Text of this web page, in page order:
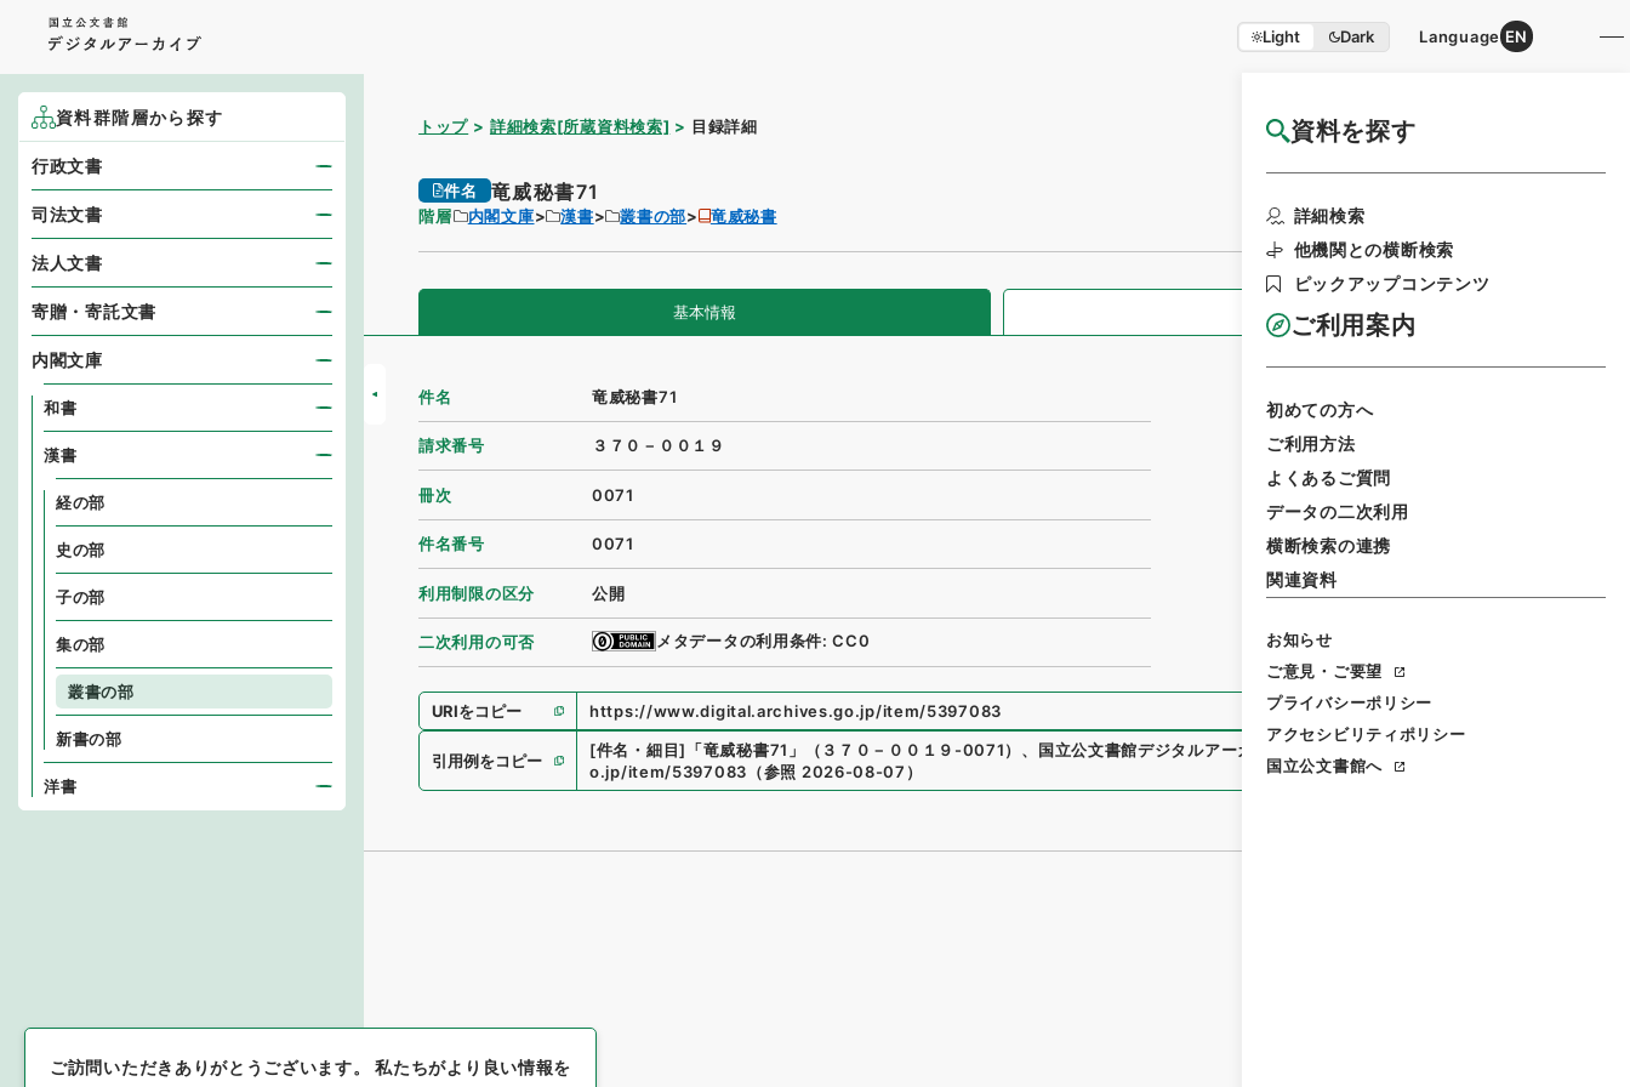
Light Dark Language EN
資料を探す
詳細検索
他機関との横断検索
ピックアップコンテンツ
ご利用案内
初めての方へ
ご利用方法
よくあるご質問
データの二次利用
横断検索の連携
関連資料
お知らせ
ご意見・ご要望
プライバシーポリシー
アクセシビリティポリシー
国立公文書館へ
トップ 詳細検索[所蔵資料検索] 目録詳細 国立公文書館HP利用案内
件名 竜威秘書71
階層 内閣文庫 漢書 叢書の部 竜威秘書
基本情報 全ての情報
件名 竜威秘書71
請求番号 ３７０－００１９
冊次 0071
件名番号 0071
利用制限の区分 公開
二次利用の可否 メタデータの利用条件: CC0
URIをコピー https://www.digital.archives.go.jp/item/5397083
引用例をコピー
[件名・細目] 「竜威秘書71 」 （ ３７０－００１９-0071） 、 国立公文書館デジタルアーカイブ
o.jp/item/5397083 （参照 2026-08-07 ）
資料群階層から探す
行政文書
司法文書
法人文書
寄贈・寄託文書
内閣文庫
和書
漢書
経の部
史の部
子の部
集の部
叢書の部
新書の部
洋書
ご訪問いただきありがとうございます。私たちがより良い情報を